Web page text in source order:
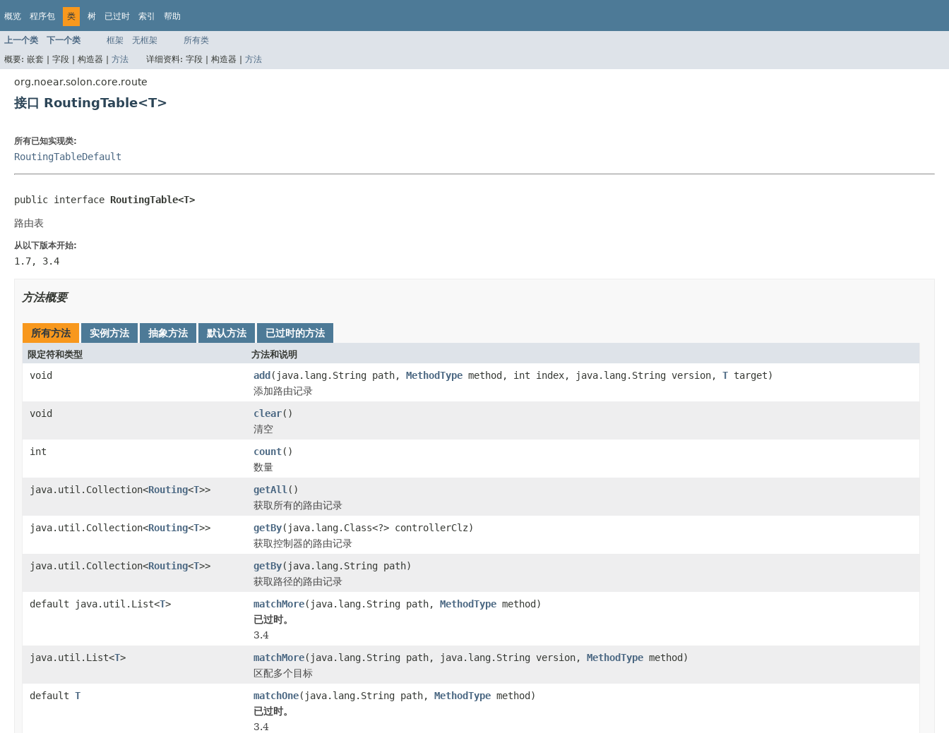
概览 程序包 类 树 已过时 索引 帮助
上一个类 下一个类 框架 无框架
所有类
概要: 嵌套 | 字段 | 构造器 | 方法 详细资料: 字段 | 构造器 | 方法
org.noear.solon.core.route
接口 RoutingTable<T>
所有已知实现类:
RoutingTableDefault
public interface RoutingTable<T>
路由表
从以下版本开始:
1.7, 3.4
方法概要
所有方法 实例方法 抽象方法 默认方法 已过时的方法
限定符和类型 方法和说明
void add(java.lang.String path, MethodType method, int index, java.lang.String version, T target)
添加路由记录
void
clear()
清空
int
count()
数量
java.util.Collection<Routing<T>> getAll ()
获取所有的路由记录
java.util.Collection<Routing<T>> getBy(java.lang.Class<?> controllerClz)
获取控制器的路由记录
java.util.Collection<Routing<T>> getBy(java.lang.String path)
获取路径的路由记录
default java.util.List<T> matchMore(java.lang.String path, MethodType method)
已过时。
3.4
java.util.List<T> matchMore(java.lang.String path, java.lang.String version, MethodType method)
区配多个目标
default T matchOne(java.lang.String path, MethodType method)
已过时。
3.4